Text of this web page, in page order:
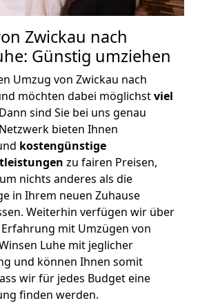
Zwickau nach
Günstig umziehen
Umzug von Zwickau nach
möchten dabei möglichstviel
Dann sind Sie bei uns genau
bieten Ihnen
kostengünstige
zu fairen Preisen,
nichts anderes als die
in Ihrem neuen Zuhause
Weiterhin verfügen wir über
mit Umzügen von
Luhe mit jeglicher
und können Ihnen somit
wir für jedes Budget eine
finden werden.